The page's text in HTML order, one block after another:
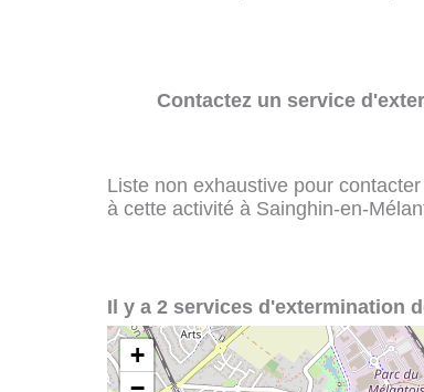
Contactez un service
Liste non exhaustive pour
à cette activité à Sainghin-en-
Il y a 2 services d'extermination
+